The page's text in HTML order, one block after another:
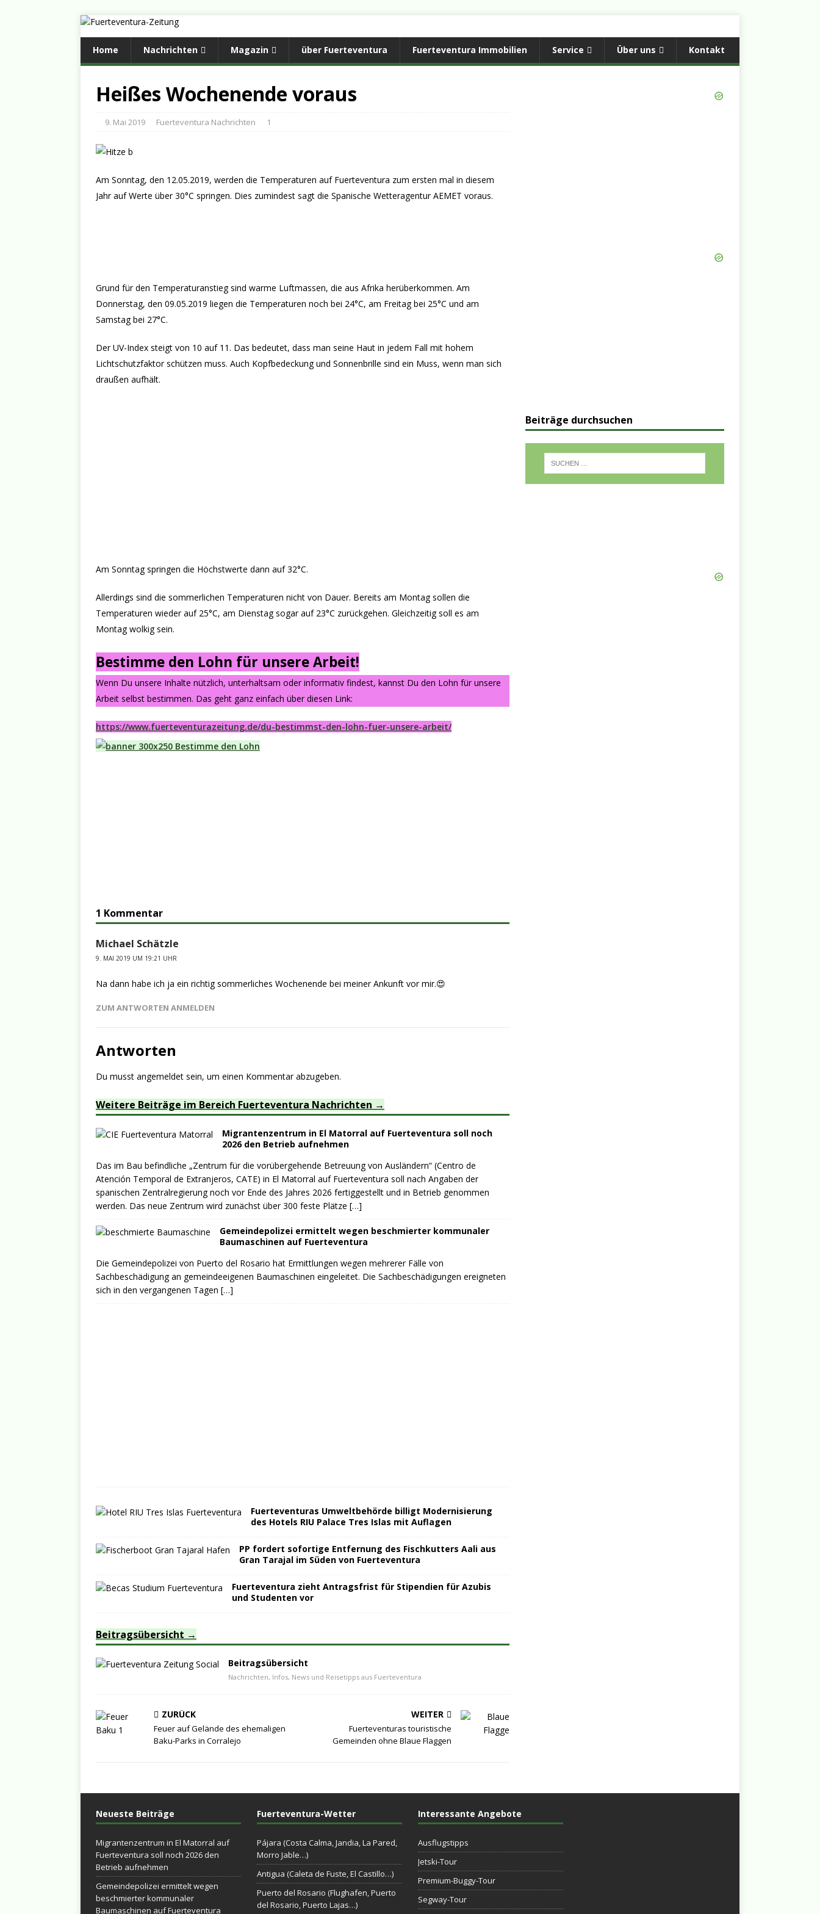
Home Nachrichten Magazin über Fuerteventura Fuerteventura Immobilien Service Über uns Kontakt
Heißes Wochenende voraus
9. Mai 2019 Fuerteventura Nachrichten 1
Am Sonntag, den 12.05.2019, werden die Temperaturen auf Fuerteventura zum ersten mal in diesem
Jahr auf Werte über 30°C springen. Dies zumindest sagt die Spanische Wetteragentur AEMET voraus.
Grund für den Temperaturanstieg sind warme Luftmassen, die aus Afrika herüberkommen. Am
Donnerstag, den 09.05.2019 liegen die Temperaturen noch bei 24°C, am Freitag bei 25°C und am
Samstag bei 27°C.
Der UV-Index steigt von 10 auf 11. Das bedeutet, dass man seine Haut in jedem Fall mit hohem
Lichtschutzfaktor schützen muss. Auch Kopfbedeckung und Sonnenbrille sind ein Muss, wenn man sich
draußen aufhält.
Am Sonntag springen die Höchstwerte dann auf 32°C.
Allerdings sind die sommerlichen Temperaturen nicht von Dauer. Bereits am Montag sollen die
Temperaturen wieder auf 25°C, am Dienstag sogar auf 23°C zurückgehen. Gleichzeitig soll es am
Montag wolkig sein.
Bestimme den Lohn für unsere Arbeit!
Wenn Du unsere Inhalte nützlich, unterhaltsam oder informativ findest, kannst Du den Lohn für unsere
Arbeit selbst bestimmen. Das geht ganz einfach über diesen Link:
https://www.fuerteventurazeitung.de/du-bestimmst-den-lohn-fuer-unsere-arbeit/
1 Kommentar
Michael Schätzle
9. MAI 2019 UM 19:21 UHR
Na dann habe ich ja ein richtig sommerliches Wochenende bei meiner Ankunft vor mir.😍
ZUM ANTWORTEN ANMELDEN
Antworten
Du musst angemeldet sein, um einen Kommentar abzugeben.
Weitere Beiträge im Bereich Fuerteventura Nachrichten
Migrantenzentrum in El Matorral auf Fuerteventura soll noch
2026 den Betrieb aufnehmen
Das im Bau befindliche „Zentrum für die vorübergehende Betreuung von Ausländern“ (Centro de
Atención Temporal de Extranjeros, CATE) in El Matorral auf Fuerteventura soll nach Angaben der
spanischen Zentralregierung noch vor Ende des Jahres 2026 fertiggestellt und in Betrieb genommen
werden. Das neue Zentrum wird zunächst über 300 feste Plätze […]
Gemeindepolizei ermittelt wegen beschmierter kommunaler
Baumaschinen auf Fuerteventura
Die Gemeindepolizei von Puerto del Rosario hat Ermittlungen wegen mehrerer Fälle von
Sachbeschädigung an gemeindeeigenen Baumaschinen eingeleitet. Die Sachbeschädigungen ereigneten
sich in den vergangenen Tagen […]
Fuerteventuras Umweltbehörde billigt Modernisierung
des Hotels RIU Palace Tres Islas mit Auflagen
PP fordert sofortige Entfernung des Fischkutters Aali aus
Gran Tarajal im Süden von Fuerteventura
Fuerteventura zieht Antragsfrist für Stipendien für Azubis
und Studenten vor
Beitragsübersicht
Beitragsübersicht
Nachrichten, Infos, News und Reisetipps aus Fuerteventura
ZURÜCK
Feuer auf Gelände des ehemaligen
Baku-Parks in Corralejo
WEITER
Fuerteventuras touristische
Gemeinden ohne Blaue Flaggen
Beiträge durchsuchen
Neueste Beiträge
Migrantenzentrum in El Matorral auf
Fuerteventura soll noch 2026 den
Betrieb aufnehmen
Gemeindepolizei ermittelt wegen
beschmierter kommunaler
Baumaschinen auf Fuerteventura
Fuerteventura-Wetter
Pájara (Costa Calma, Jandia, La Pared,
Morro Jable…)
Antigua (Caleta de Fuste, El Castillo…)
Puerto del Rosario (Flughafen, Puerto
del Rosario, Puerto Lajas…)
Interessante Angebote
Ausflugstipps
Jetski-Tour
Premium-Buggy-Tour
Segway-Tour